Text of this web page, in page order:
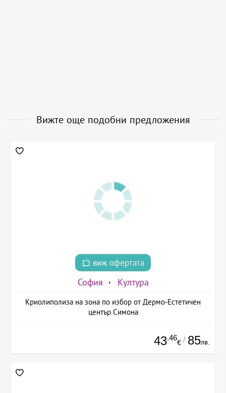
Вижте още подобни предложения
виж офертата
София Култура
Криолиполиза на зона по избор от Дермо-Естетичен
център Симона
43.46
€ / 85лв.